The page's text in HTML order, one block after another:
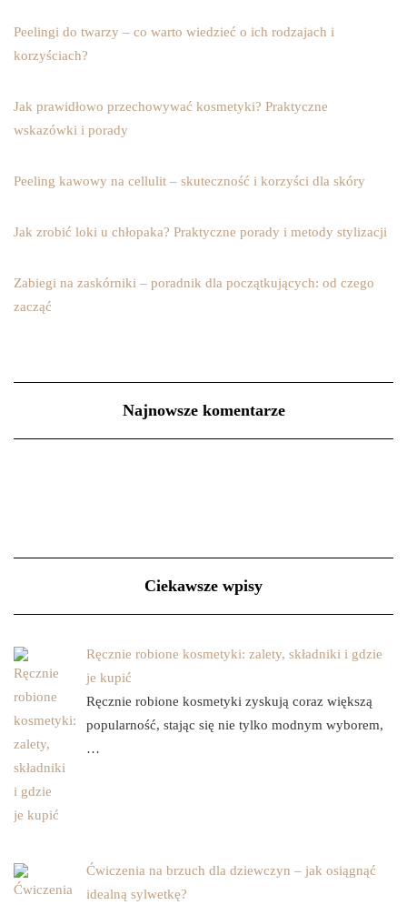
Peelingi do twarzy – co warto wiedzieć o ich rodzajach i
korzyściach?
Jak prawidłowo przechowywać kosmetyki? Praktyczne
wskazówki i porady
Peeling kawowy na cellulit – skuteczność i korzyści dla skóry
Jak zrobić loki u chłopaka? Praktyczne porady i metody stylizacji
Zabiegi na zaskórniki – poradnik dla początkujących: od czego
zacząć
Najnowsze komentarze
Ciekawsze wpisy
Ręcznie robione kosmetyki: zalety, składniki i gdzie
je kupić
Ręcznie robione kosmetyki zyskują coraz większą
popularność, stając się nie tylko modnym wyborem,
…
Ćwiczenia na brzuch dla dziewczyn – jak osiągnąć
idealną sylwetkę?